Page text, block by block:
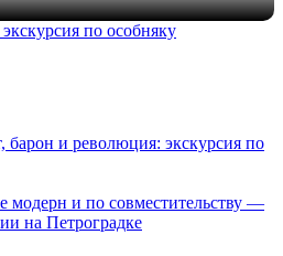
по особняку
модерн и по совместительству —
на Петроградке